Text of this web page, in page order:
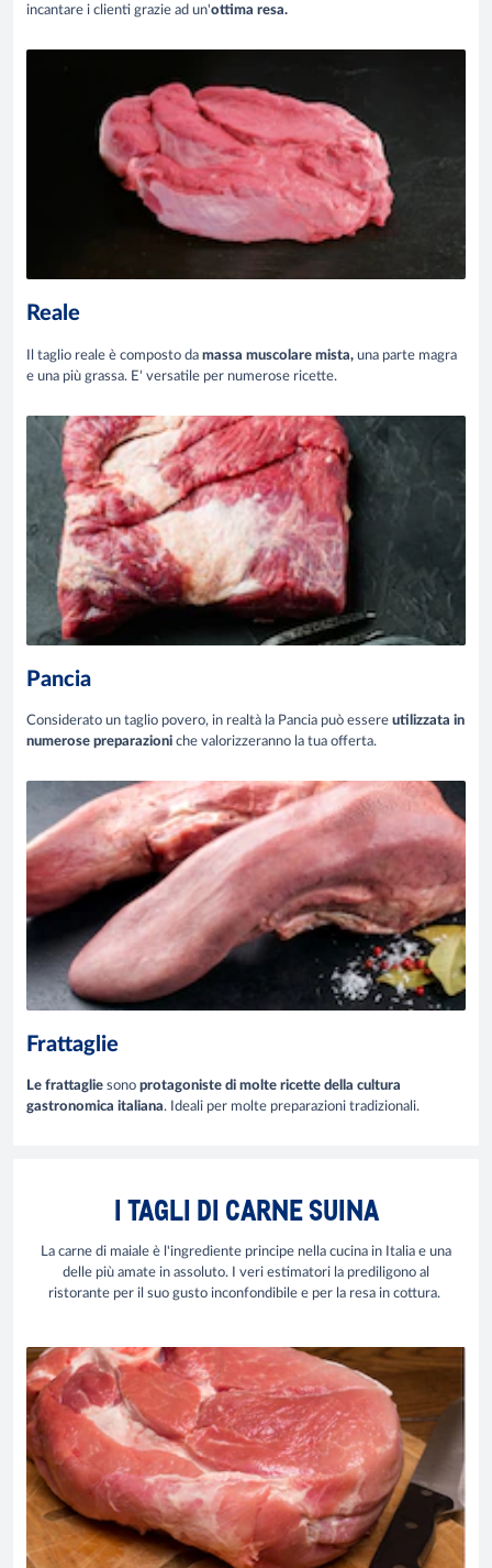
incantare i clienti grazie ad un'ottima resa.
Reale
Il taglio reale è composto da massa muscolare mista, una parte magra
e una più grassa. E' versatile per numerose ricette.
Pancia
Considerato un taglio povero, in realtà la Pancia può essere utilizzata in
numerose preparazioni che valorizzeranno la tua offerta.
Frattaglie
Le frattaglie sono protagoniste di molte ricette della cultura
gastronomica italiana. Ideali per molte preparazioni tradizionali.
I TAGLI DI CARNE SUINA
La carne di maiale è l'ingrediente principe nella cucina in Italia e una
delle più amate in assoluto. I veri estimatori la prediligono al
ristorante per il suo gusto inconfondibile e per la resa in cottura.